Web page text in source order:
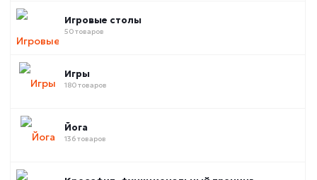
Игровые столы
50 товаров
Игры
180 товаров
Йога
136 товаров